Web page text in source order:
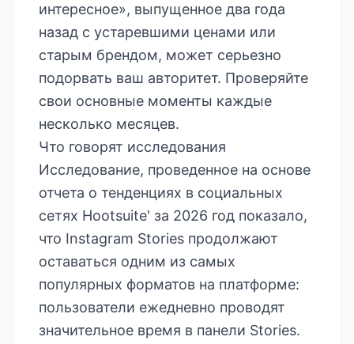
интересное», выпущенное два года
назад с устаревшими ценами или
старым брендом, может серьезно
подорвать ваш авторитет. Проверяйте
свои основные моменты каждые
несколько месяцев.
Что говорят исследования
Исследование, проведенное на основе
отчета о тенденциях в социальных
сетях Hootsuite' за 2026 год показало,
что Instagram Stories продолжают
оставаться одним из самых
популярных форматов на платформе:
пользователи ежедневно проводят
значительное время в панели Stories.